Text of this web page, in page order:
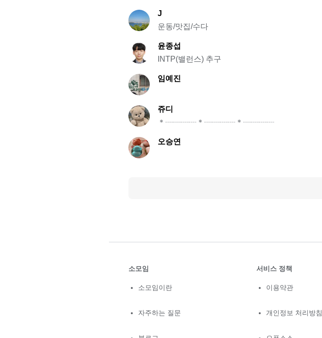
J
운동/맛집/수다
윤종섭
INTP(밸런스) 추구
임예진
쥬디
＊┈┈┈┈＊┈┈┈┈＊┈┈┈┈
오승연
소모임
소모임이란
자주하는 질문
서비스 정책
이용약관
개인정보 처리방침